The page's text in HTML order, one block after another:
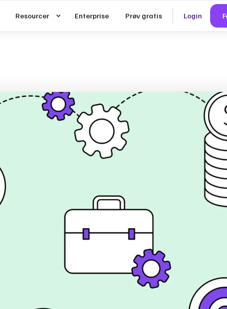
Resourcer Enterprise Prøv gratis Login
til SMV’er
–
skabelon til SMV’er. Lær
rapport trin for trin med en
på VSME og EU-krav.